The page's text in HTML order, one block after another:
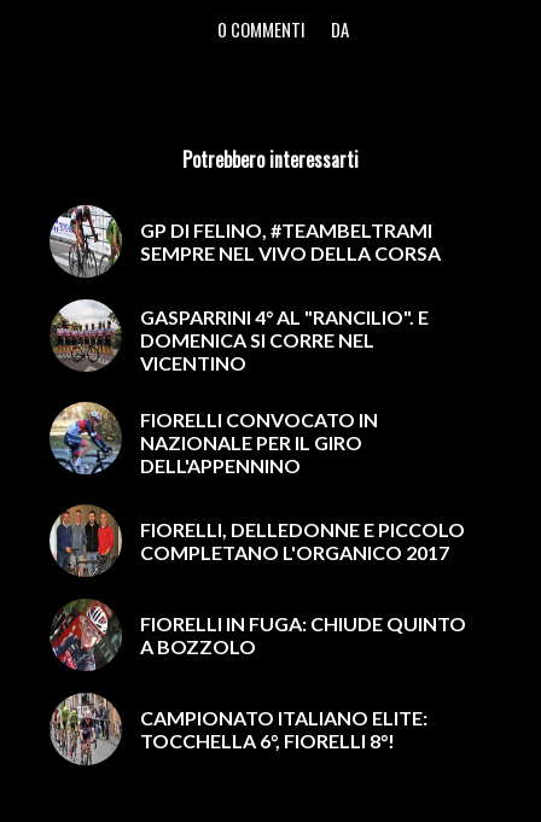
0 COMMENTI
/ DA
Potrebbero interessarti
GP DI FELINO, #TEAMBELTRAMI
SEMPRE NEL VIVO DELLA CORSA
GASPARRINI 4° AL "RANCILIO". E
DOMENICA SI CORRE NEL
VICENTINO
FIORELLI CONVOCATO IN
NAZIONALE PER IL GIRO
DELL'APPENNINO
FIORELLI, DELLEDONNE E PICCOLO
COMPLETANO L'ORGANICO 2017
FIORELLI IN FUGA: CHIUDE QUINTO
A BOZZOLO
CAMPIONATO ITALIANO ELITE:
TOCCHELLA 6°, FIORELLI 8°!